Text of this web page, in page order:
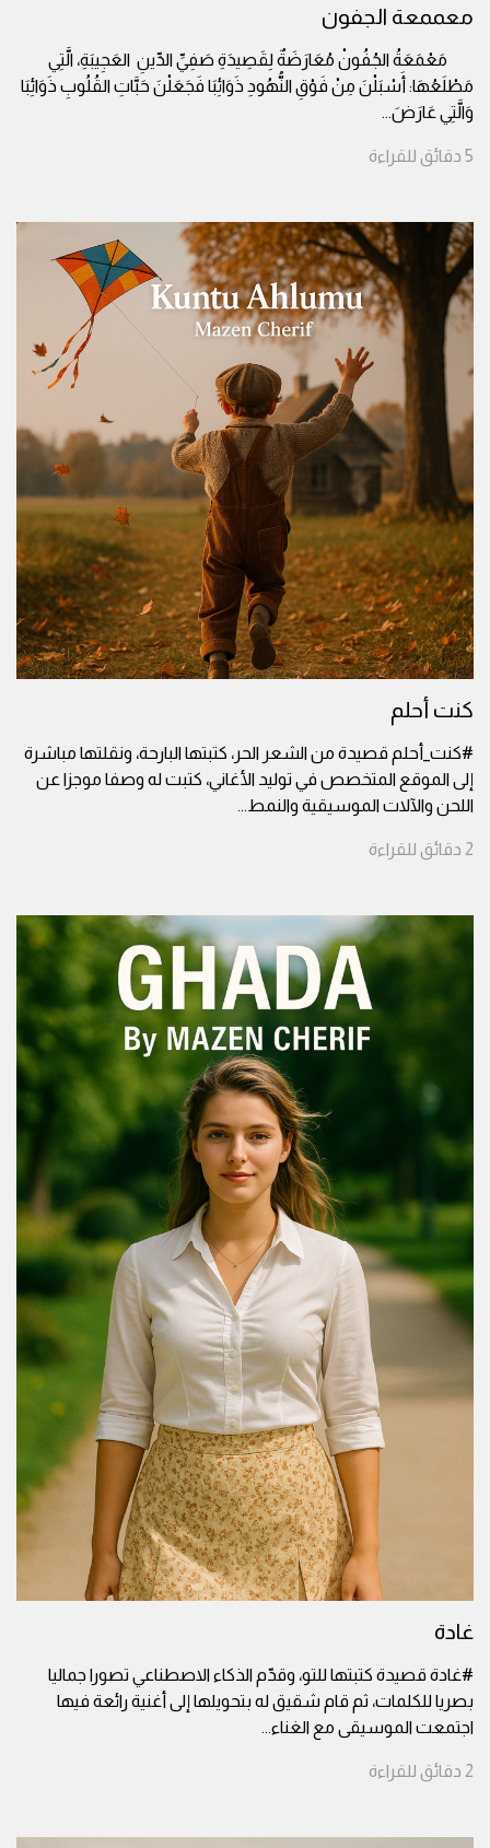
معممعة الجفون
مَعْمَعَةُ الجُفُونْ مُعَارَضَةٌ لِقَصِيدَةِ صَفِيِّ الدِّينِ العَجِيبَةِ، الَّتِي
مَطْلَعُهَا: أَسْبَلْنَ مِنْ فَوْقِ النُّهُودِ ذَوَائِبَا فَجَعَلْنَ حَبَّاتِ القُلُوبِ ذَوَائِبَا
وَالَّتِي عَارَضَ...
5 دقائق للقراءة
كنت أحلم
#كنت_أحلم قصيدة من الشعر الحر، كتبتها البارحة، ونقلتها مباشرة
إلى الموقع المتخصص في توليد الأغاني، كتبت له وصفا موجزا عن
اللحن والآلات الموسيقية والنمط...
2 دقائق للقراءة
غادة
#غادة قصيدة كتبتها للتو، وقدّم الذكاء الاصطناعي تصورا جماليا
بصريا للكلمات، ثم قام شقيق له بتحويلها إلى أغنية رائعة فيها
اجتمعت الموسيقى مع الغناء...
2 دقائق للقراءة